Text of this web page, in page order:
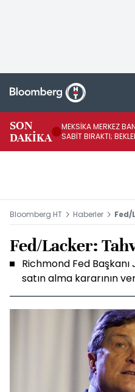
SON
DAKİKA
MEKSİKA MERKEZ
SABİT BIRAKTI;
Bloomberg HT Haberler Fed/
Fed/Lacker:
Richmond Fed
satın alma kararının